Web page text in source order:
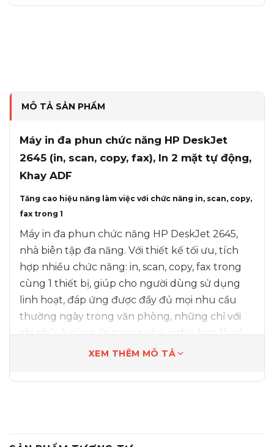
MÔ TẢ SẢN PHẨM
Máy in đa phun chức năng HP DeskJet
2645 (in, scan, copy, fax), In 2 mặt tự động,
Khay ADF
Tăng cao hiệu năng làm việc với chức năng in, scan, copy,
fax trong 1
Máy in đa phun chức năng HP DeskJet 2645,
nhà biên tập đa năng. Với thiết kế tối ưu, tích
hợp nhiều chức năng: in, scan, copy, fax trong
cùng 1 thiết bị, giúp cho người dùng sử dụng
linh hoạt, đáp ứng được đầy đủ mọi nhu cầu
thường ngày trong văn phòng, những chỉ với
chi phí vô cùng ấn tượng và ý nghĩa hơn là nó
tối ưu không gian làm việc của bạn đáng kể.
XEM THÊM MÔ TẢ